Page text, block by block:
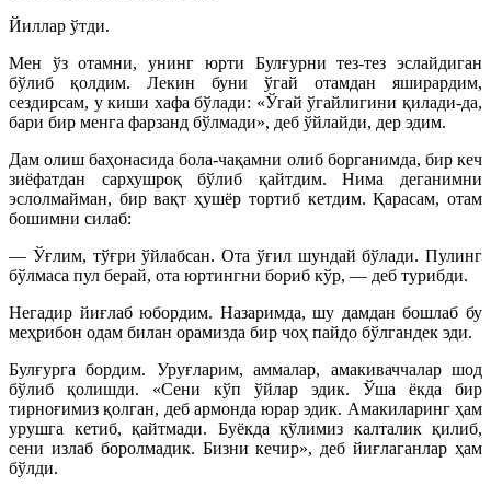
Йиллар ўтди.
Мен ўз отамни, унинг юрти Булғурни тез-тез эслайдиган
бўлиб қолдим. Лекин буни ўгай отамдан яширардим,
сездирсам, у киши хафа бўлади: «Ўгай ўгайлигини қилади-да,
бари бир менга фарзанд бўлмади», деб ўйлайди, дер эдим.
Дам олиш баҳонасида бола-чақамни олиб борганимда, бир кеч
зиёфатдан сархушроқ бўлиб қайтдим. Нима деганимни
эслолмайман, бир вақт ҳушёр тортиб кетдим. Қарасам, отам
бошимни силаб:
— Ўғлим, тўғри ўйлабсан. Ота ўғил шундай бўлади. Пулинг
бўлмаса пул берай, ота юртингни бориб кўр, — деб турибди.
Негадир йиғлаб юбордим. Назаримда, шу дамдан бошлаб бу
меҳрибон одам билан орамизда бир чоҳ пайдо бўлгандек эди.
Булғурга бордим. Уруғларим, аммалар, амакиваччалар шод
бўлиб қолишди. «Сени кўп ўйлар эдик. Ўша ёкда бир
тирноғимиз қолган, деб армонда юрар эдик. Амакиларинг ҳам
урушга кетиб, қайтмади. Буёкда қўлимиз калталик қилиб,
сени излаб боролмадик. Бизни кечир», деб йиғлаганлар ҳам
бўлди.